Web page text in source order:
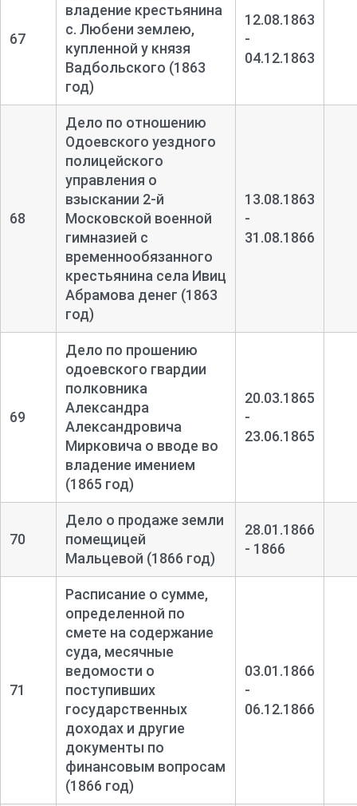
67
владение крестьянина
с. Любени землею,
купленной у князя
Вадбольского (1863
год)
12.08.1863
-
04.12.1863
68
Дело по отношению
Одоевского уездного
полицейского
управления о
взыскании 2-й
Московской военной
гимназией с
временнообязанного
крестьянина села Ивиц
Абрамова денег (1863
год)
13.08.1863
-
31.08.1866
69
Дело по прошению
одоевского гвардии
полковника
Александра
Александровича
Мирковича о вводе во
владение имением
(1865 год)
20.03.1865
-
23.06.1865
70
Дело о продаже земли
помещицей
Мальцевой (1866 год)
28.01.1866
- 1866
71
Расписание о сумме,
определенной по
смете на содержание
суда, месячные
ведомости о
поступивших
государственных
доходах и другие
документы по
финансовым вопросам
(1866 год)
03.01.1866
-
06.12.1866